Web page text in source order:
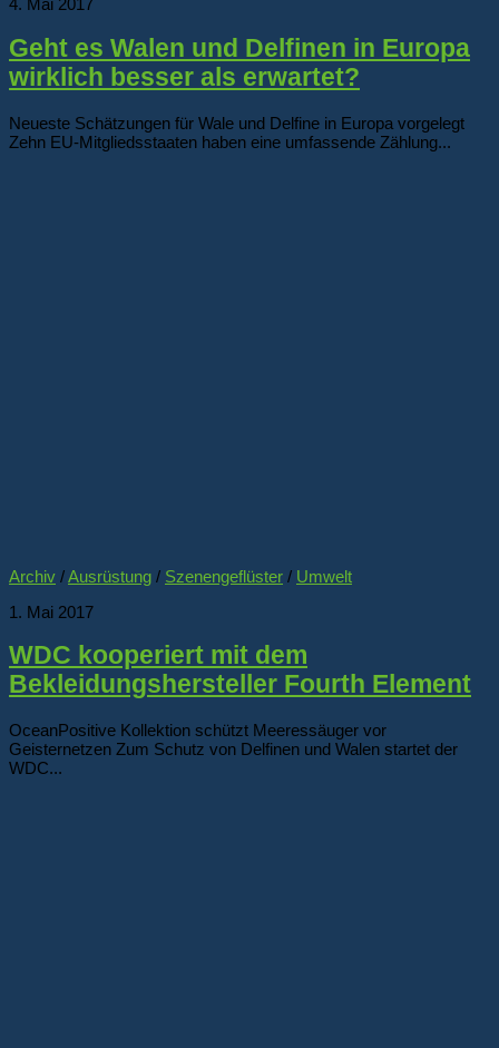
4. Mai 2017
Geht es Walen und Delfinen in Europa
wirklich besser als erwartet?
Neueste Schätzungen für Wale und Delfine in Europa vorgelegt
Zehn EU-Mitgliedsstaaten haben eine umfassende Zählung...
Archiv /Ausrüstung / Szenengeflüster / Umwelt
1. Mai 2017
WDC kooperiert mit dem
Bekleidungshersteller Fourth Element
OceanPositive Kollektion schützt Meeressäuger vor
Geisternetzen Zum Schutz von Delfinen und Walen startet der
WDC...